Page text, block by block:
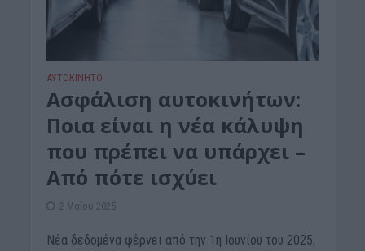
ΑΥΤΟΚΙΝΗΤΟ
Ασφάλιση αυτοκινήτων:
Ποια είναι η νέα κάλυψη
που πρέπει να υπάρχει –
Από πότε ισχύει
2 Μαΐου 2025
Νέα δεδομένα φέρνει από την 1η Ιουνίου του 2025,